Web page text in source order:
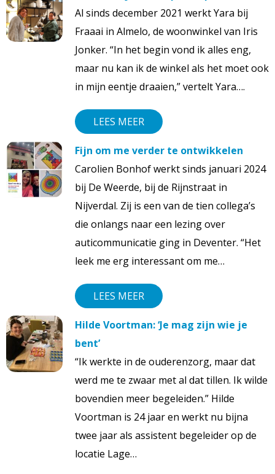
Al sinds december 2021 werkt Yara bij
Fraaai in Almelo, de woonwinkel van Iris
Jonker. “In het begin vond ik alles eng,
maar nu kan ik de winkel als het moet ook
in mijn eentje draaien,” vertelt Yara….
LEES MEER
Fijn om me verder te ontwikkelen
Carolien Bonhof werkt sinds januari 2024
bij De Weerde, bij de Rijnstraat in
Nijverdal. Zij is een van de tien collega’s
die onlangs naar een lezing over
auticommunicatie ging in Deventer. “Het
leek me erg interessant om me…
LEES MEER
Hilde Voortman: ‘Je mag zijn wie je
bent’
“Ik werkte in de ouderenzorg, maar dat
werd me te zwaar met al dat tillen. Ik wilde
bovendien meer begeleiden.” Hilde
Voortman is 24 jaar en werkt nu bijna
twee jaar als assistent begeleider op de
locatie Lage…